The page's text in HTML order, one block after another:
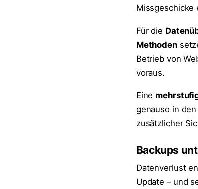
Missgeschicke
Für die
Methoden
Betrieb von
voraus.
Eine
genauso in
zusätzlicher
Backups
Datenverlust
Update – und